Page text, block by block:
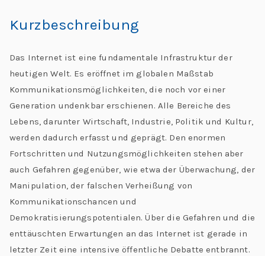
Kurzbeschreibung
Das Internet ist eine fundamentale Infrastruktur der
heutigen Welt. Es eröffnet im globalen Maßstab
Kommunikationsmöglichkeiten, die noch vor einer
Generation undenkbar erschienen. Alle Bereiche des
Lebens, darunter Wirtschaft, Industrie, Politik und Kultur,
werden dadurch erfasst und geprägt. Den enormen
Fortschritten und Nutzungsmöglichkeiten stehen aber
auch Gefahren gegenüber, wie etwa der Überwachung, der
Manipulation, der falschen Verheißung von
Kommunikationschancen und
Demokratisierungspotentialen. Über die Gefahren und die
enttäuschten Erwartungen an das Internet ist gerade in
letzter Zeit eine intensive öffentliche Debatte entbrannt.